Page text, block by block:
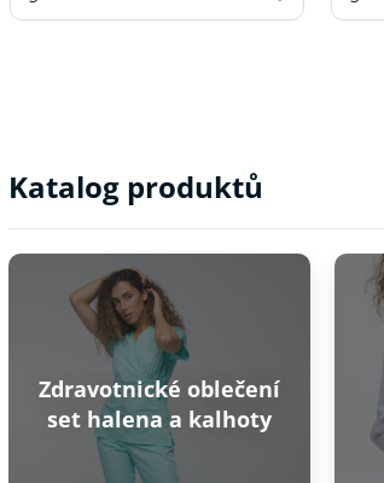
Katalog produktů
Zdravotnické oblečení
set halena a kalhoty